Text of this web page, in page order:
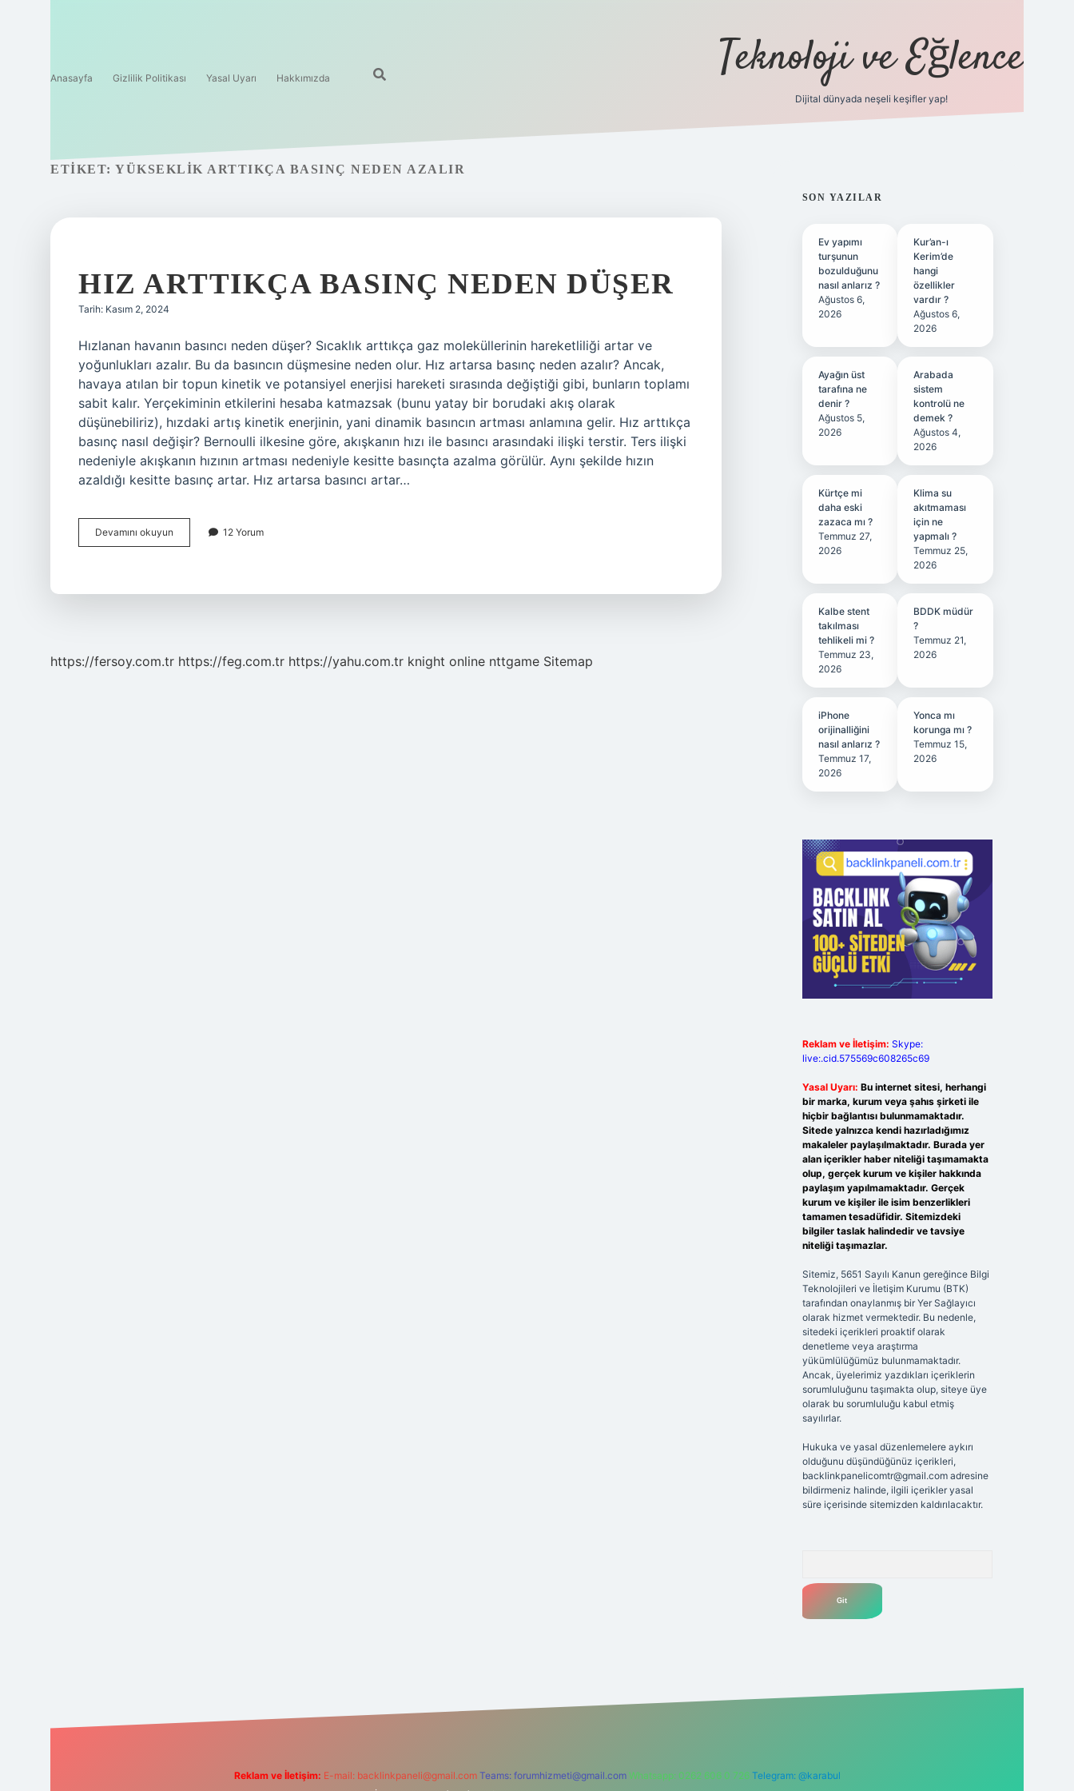
Anasayfa Gizlilik Politikası Yasal Uyarı Hakkımızda Teknoloji ve Eğlence
Dijital dünyada neşeli keşifler yap!
ETIKET: YÜKSEKLIK ARTTIKÇA BASINÇ NEDEN AZALIR
HIZ ARTTIKÇA BASINÇ NEDEN DÜŞER
Tarih: Kasım 2, 2024
Hızlanan havanın basıncı neden düşer? Sıcaklık arttıkça gaz moleküllerinin hareketliliği artar ve
yoğunlukları azalır. Bu da basıncın düşmesine neden olur. Hız artarsa basınç neden azalır? Ancak,
havaya atılan bir topun kinetik ve potansiyel enerjisi hareketi sırasında değiştiği gibi, bunların toplamı
sabit kalır. Yerçekiminin etkilerini hesaba katmazsak (bunu yatay bir borudaki akış olarak
düşünebiliriz), hızdaki artış kinetik enerjinin, yani dinamik basıncın artması anlamına gelir. Hız arttıkça
basınç nasıl değişir? Bernoulli ilkesine göre, akışkanın hızı ile basıncı arasındaki ilişki terstir. Ters ilişki
nedeniyle akışkanın hızının artması nedeniyle kesitte basınçta azalma görülür. Aynı şekilde hızın
azaldığı kesitte basınç artar. Hız artarsa basıncı artar…
Devamını okuyun
Arttıkça
12 Yorum
https://fersoy.com.tr https://feg.com.tr https://yahu.com.tr knight online nttgame Sitemap
SIDEBAR
SON YAZILAR
Ev yapımı
turşunun
bozulduğunu
nasıl anlarız ?
Ağustos 6,
2026
Kur’an-ı
Kerim’de
hangi
özellikler
vardır ?
Ağustos 6,
2026
Ayağın üst
tarafına ne
denir ?
Ağustos 5,
2026
Arabada
sistem
kontrolü ne
demek ?
Ağustos 4,
2026
Kürtçe mi
daha eski
zazaca mı ?
Temmuz 27,
2026
Klima su
akıtmaması
için ne
yapmalı ?
Temmuz 25,
2026
Kalbe stent
takılması
tehlikeli mi ?
Temmuz 23,
2026
BDDK müdür
?
Temmuz 21,
2026
iPhone
orijinalliğini
nasıl anlarız ?
Temmuz 17,
2026
Yonca mı
korunga mı ?
Temmuz 15,
2026
Reklam ve İletişim: Skype:
live:.cid.575569c608265c69
Yasal Uyarı: Bu internet sitesi, herhangi
bir marka, kurum veya şahıs şirketi ile
hiçbir bağlantısı bulunmamaktadır.
Sitede yalnızca kendi hazırladığımız
makaleler paylaşılmaktadır. Burada yer
alan içerikler haber niteliği taşımamakta
olup, gerçek kurum ve kişiler hakkında
paylaşım yapılmamaktadır. Gerçek
kurum ve kişiler ile isim benzerlikleri
tamamen tesadüfidir. Sitemizdeki
bilgiler taslak halindedir ve tavsiye
niteliği taşımazlar.
Sitemiz, 5651 Sayılı Kanun gereğince Bilgi
Teknolojileri ve İletişim Kurumu (BTK)
tarafından onaylanmış bir Yer Sağlayıcı
olarak hizmet vermektedir. Bu nedenle,
sitedeki içerikleri proaktif olarak
denetleme veya araştırma
yükümlülüğümüz bulunmamaktadır.
Ancak, üyelerimiz yazdıkları içeriklerin
sorumluluğunu taşımakta olup, siteye üye
olarak bu sorumluluğu kabul etmiş
sayılırlar.
Hukuka ve yasal düzenlemelere aykırı
olduğunu düşündüğünüz içerikleri,
backlinkpanelicomtr@gmail.comadresine
bildirmeniz halinde, ilgili içerikler yasal
süre içerisinde sitemizden kaldırılacaktır.
Reklam ve İletişim: E-mail: backlinkpaneli@gmail.com Teams: forumhizmeti@gmail.com Whatsapp: 0262 606 0 726 Telegram: @karabul